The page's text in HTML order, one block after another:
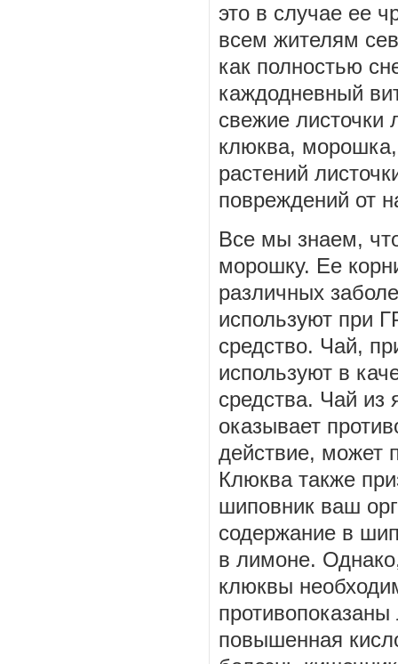
это в случае ее
всем жителям
как полностью
каждодневный
свежие листочки
клюква, морошка,
растений
повреждений от
Все мы знаем,
морошку. Ее
различных
используют при
средство. Чай,
используют в
средства. Чай из
оказывает
действие, может
Клюква также
шиповник ваш
содержание в
в лимоне.
клюквы
повышенная